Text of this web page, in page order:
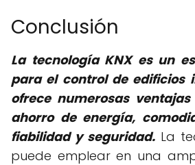
Conclusión
La tecnología KNX es un
para el control de edificios
ofrece numerosas
ahorro de energía,
fiabilidad y seguridad. La
puede emplear en una